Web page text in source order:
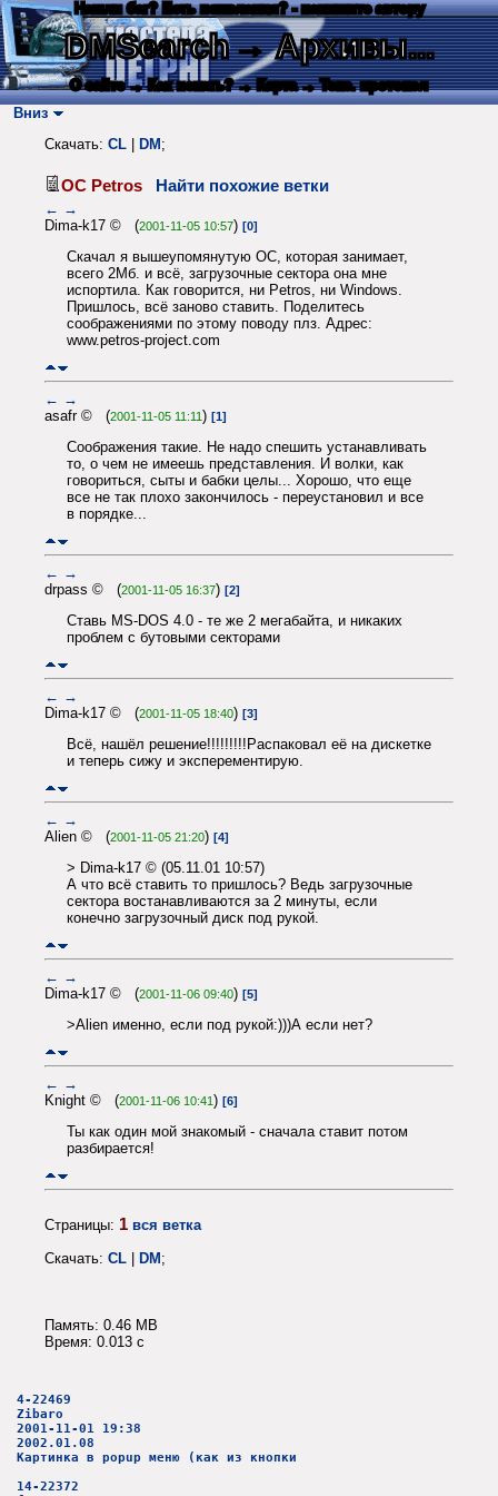
Нашли баг? Есть пожелания? - напишите автору
DMSearch→ Архивы...
О сайте → Как искать? → Карта → Текс. протокол
Вниз
Скачать: CL DM ;
ОС Petros Найти похожие ветки
← →
Dima-k17 © (2001-11-05 10:57) [0]
Скачал я вышеупомянутую ОС, которая занимает,
всего 2Мб. и всё, загрузочные сектора она мне
испортила. Как говорится, ни Petros, ни Windows.
Пришлось, всё заново ставить. Поделитесь
соображениями по этому поводу плз. Адрес:
www.petros-project.com
← →
asafr © (2001-11-05 11:11) [1]
Соображения такие. Не надо спешить устанавливать
то, о чем не имеешь представления. И волки, как
говориться, сыты и бабки целы... Хорошо, что еще
все не так плохо закончилось - переустановил и все
в порядке...
← →
drpass © (2001-11-05 16:37) [2]
Ставь MS-DOS 4.0 - те же 2 мегабайта, и никаких
проблем с бутовыми секторами
← →
Dima-k17 © (2001-11-05 18:40) [3]
Всё, нашёл решение!!!!!!!!!Распаковал её на дискетке
и теперь сижу и эксперементирую.
← →
Alien © (2001-11-05 21:20) [4]
> Dima-k17 © (05.11.01 10:57)
А что всё ставить то пришлось? Ведь загрузочные
сектора востанавливаются за 2 минуты, если
конечно загрузочный диск под рукой.
← →
Dima-k17 © (2001-11-06 09:40) [5]
>Alien именно, если под рукой:)))А если нет?
← →
Knight © (2001-11-06 10:41) [6]
Ты как один мой знакомый - сначала ставит потом
разбирается!
Страницы: 1 вся ветка
Скачать: CL | DM;
Память: 0.46 MB
Время: 0.013 c
4-22469
Zibaro
2001-11-01 19:38
2002.01.08
Картинка в popup меню (как из кнопки
14-22372